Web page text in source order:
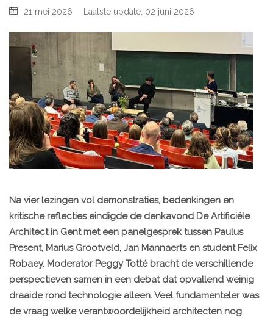
21 mei 2026 Laatste update: 02 juni 2026
Na vier lezingen vol demonstraties, bedenkingen en
kritische reflecties eindigde de denkavond De Artificiële
Architect in Gent met een panelgesprek tussen Paulus
Present, Marius Grootveld, Jan Mannaerts en student Felix
Robaey. Moderator Peggy Totté bracht de verschillende
perspectieven samen in een debat dat opvallend weinig
draaide rond technologie alleen. Veel fundamenteler was
de vraag welke verantwoordelijkheid architecten nog